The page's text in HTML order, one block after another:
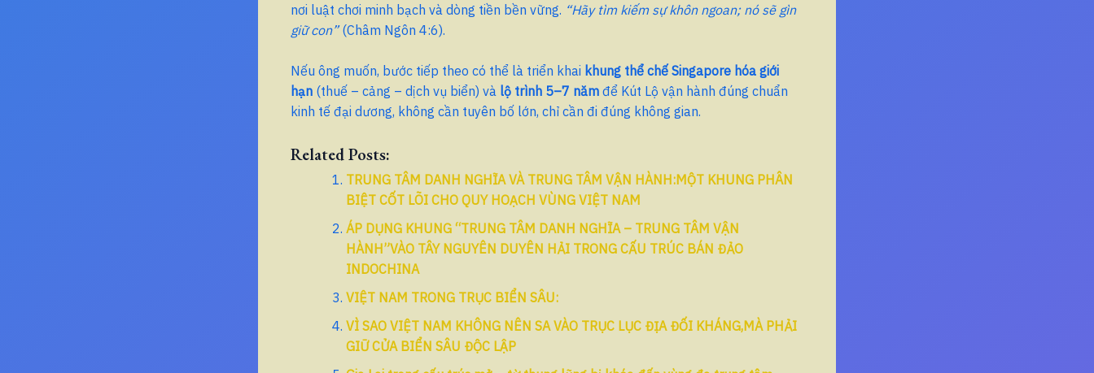
nơi luật chơi minh bạch và dòng tiền bền vững. “Hãy tìm kiếm sự khôn ngoan; nó sẽ gìn
giữ con”(Châm Ngôn 4:6).
Nếu ông muốn, bước tiếp theo có thể là triển khai khung thể chế Singapore hóa giới
hạn (thuế – cảng – dịch vụ biển) và lộ trình 5–7 năm để Kút Lộ vận hành đúng chuẩn
kinh tế đại dương, không cần tuyên bố lớn, chỉ cần đi đúng không gian.
Related Posts:
TRUNG TÂM DANH NGHĨA VÀ TRUNG TÂM VẬN HÀNH:MỘT KHUNG PHÂN
BIỆT CỐT LÕI CHO QUY HOẠCH VÙNG VIỆT NAM
ÁP DỤNG KHUNG “TRUNG TÂM DANH NGHĨA – TRUNG TÂM VẬN
HÀNH”VÀO TÂY NGUYÊN DUYÊN HẢI TRONG CẤU TRÚC BÁN ĐẢO
INDOCHINA
VIỆT NAM TRONG TRỤC BIỂN SÂU:
VÌ SAO VIỆT NAM KHÔNG NÊN SA VÀO TRỤC LỤC ĐỊA ĐỐI KHÁNG,MÀ PHẢI
GIỮ CỬA BIỂN SÂU ĐỘC LẬP